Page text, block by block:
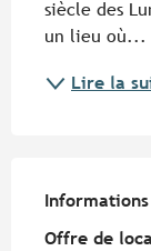
siècle des
un lieu où...
Lire la
Offre de